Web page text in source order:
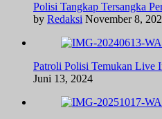
Polisi Tangkap Tersangka
by Redaksi November 8,
Patroli Polisi Temukan Live
Juni 13, 2024